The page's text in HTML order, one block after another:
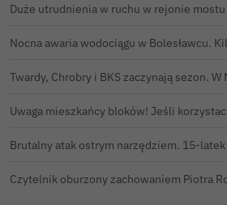
Duże utrudnienia w ruchu w rejonie mostu
Nocna awaria wodociągu w Bolesławcu.